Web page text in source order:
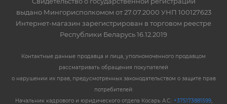
выдано Мингорисполкомом от 27.07.2000 УНП 100127623
Интернет-магазин зарегистрирован в торговом реестре
Республики Беларусь 16.12.2019
Контактные данные продавца и лица, уполномоченного продавцом
рассматривать обращения покупателей
о нарушении их прав, предусмотренных законодательством о защите прав
потребителей:
Начальник кадрового и юридического отдела Косарь А.С.: +375173881599,